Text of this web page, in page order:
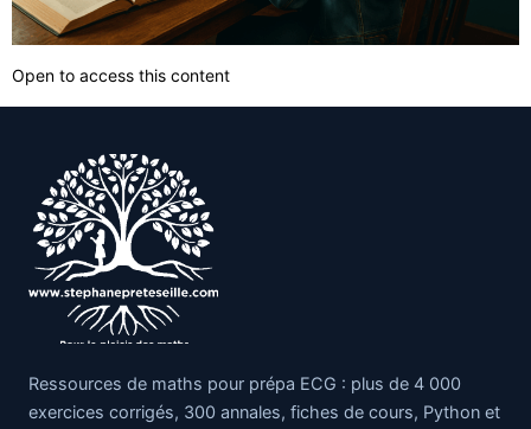
Open to access this content
Ressources de maths pour prépa ECG : plus de 4 000
exercices corrigés, 300 annales, fiches de cours, Python et